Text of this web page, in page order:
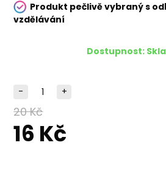
Produkt pečlivě vybraný s
vzdělávání
Dostupnost:
20 Kč
16 Kč
- +